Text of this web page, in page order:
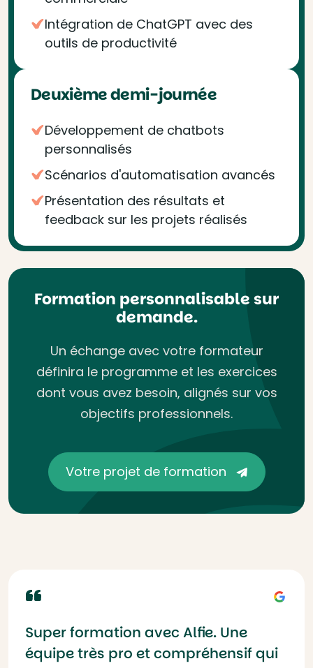
Intégration de ChatGPT avec des
outils de productivité
Deuxième demi-journée
Développement de chatbots
personnalisés
Scénarios d'automatisation avancés
Présentation des résultats et
feedback sur les projets réalisés
Formation personnalisable sur
demande.
Un échange avec votre formateur
définira le programme et les exercices
dont vous avez besoin, alignés sur vos
objectifs professionnels.
Votre projet de formation
Super formation avec Alfie. Une
équipe très pro et compréhensif qui